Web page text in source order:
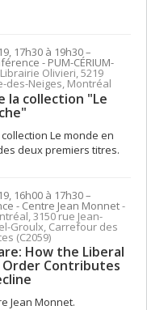
17h30 à 19h30–
- PUM-CÉRIUM-
Olivieri, 5219
des-Neiges, Montréal
la collection "Le
Le monde en
deux premiers titres.
16h00 à 17h30–
- Centre Jean Monnet-
3150 rue Jean-
Groulx, Carrefour des
(C2059)
How the Liberal
Contributes
Jean Monnet.